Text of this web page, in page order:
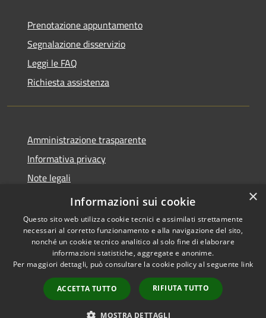
Prenotazione appuntamento
Segnalazione disservizio
Leggi le FAQ
Richiesta assistenza
Amministrazione trasparente
Informativa privacy
Note legali
Dichiarazione di accessibilità
Accessibilità
Copyright © 2026 • Comune di
Andora • Powered by
Municipium•
Accesso
redazione
×
Informazioni sui cookie
Questo sito web utilizza cookie tecnici e assimilati strettamente
necessari al corretto funzionamento e alla navigazione del sito,
nonché un cookie tecnico analitico al solo fine di elaborare
informazioni statistiche, aggregate e anonime.
Per maggiori dettagli, può consultare la cookie policy al seguente link
ACCETTA TUTTO RIFIUTA TUTTO
MOSTRA DETTAGLI